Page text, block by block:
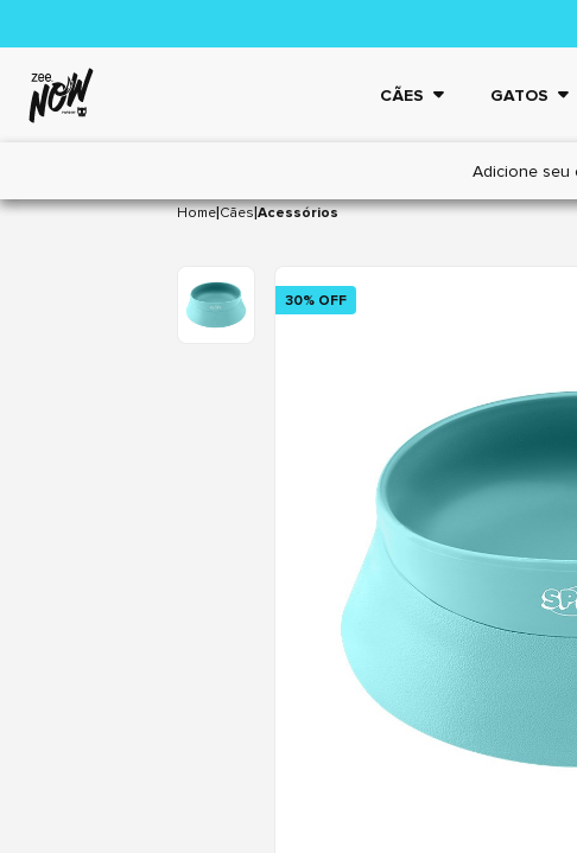
CÃES GATOS
Adicione seu
Home|Cães|Acessórios
30% OFF